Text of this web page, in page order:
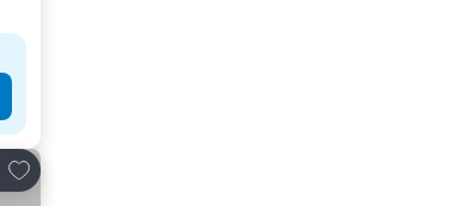
Ajouter à mes favoris